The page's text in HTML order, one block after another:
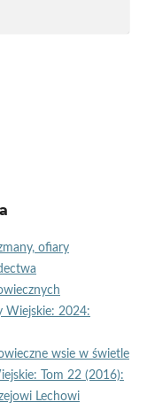
ofiary
Wiejskie: 2024:
wsie w świetle
Tom 22 (2016):
Lechowi